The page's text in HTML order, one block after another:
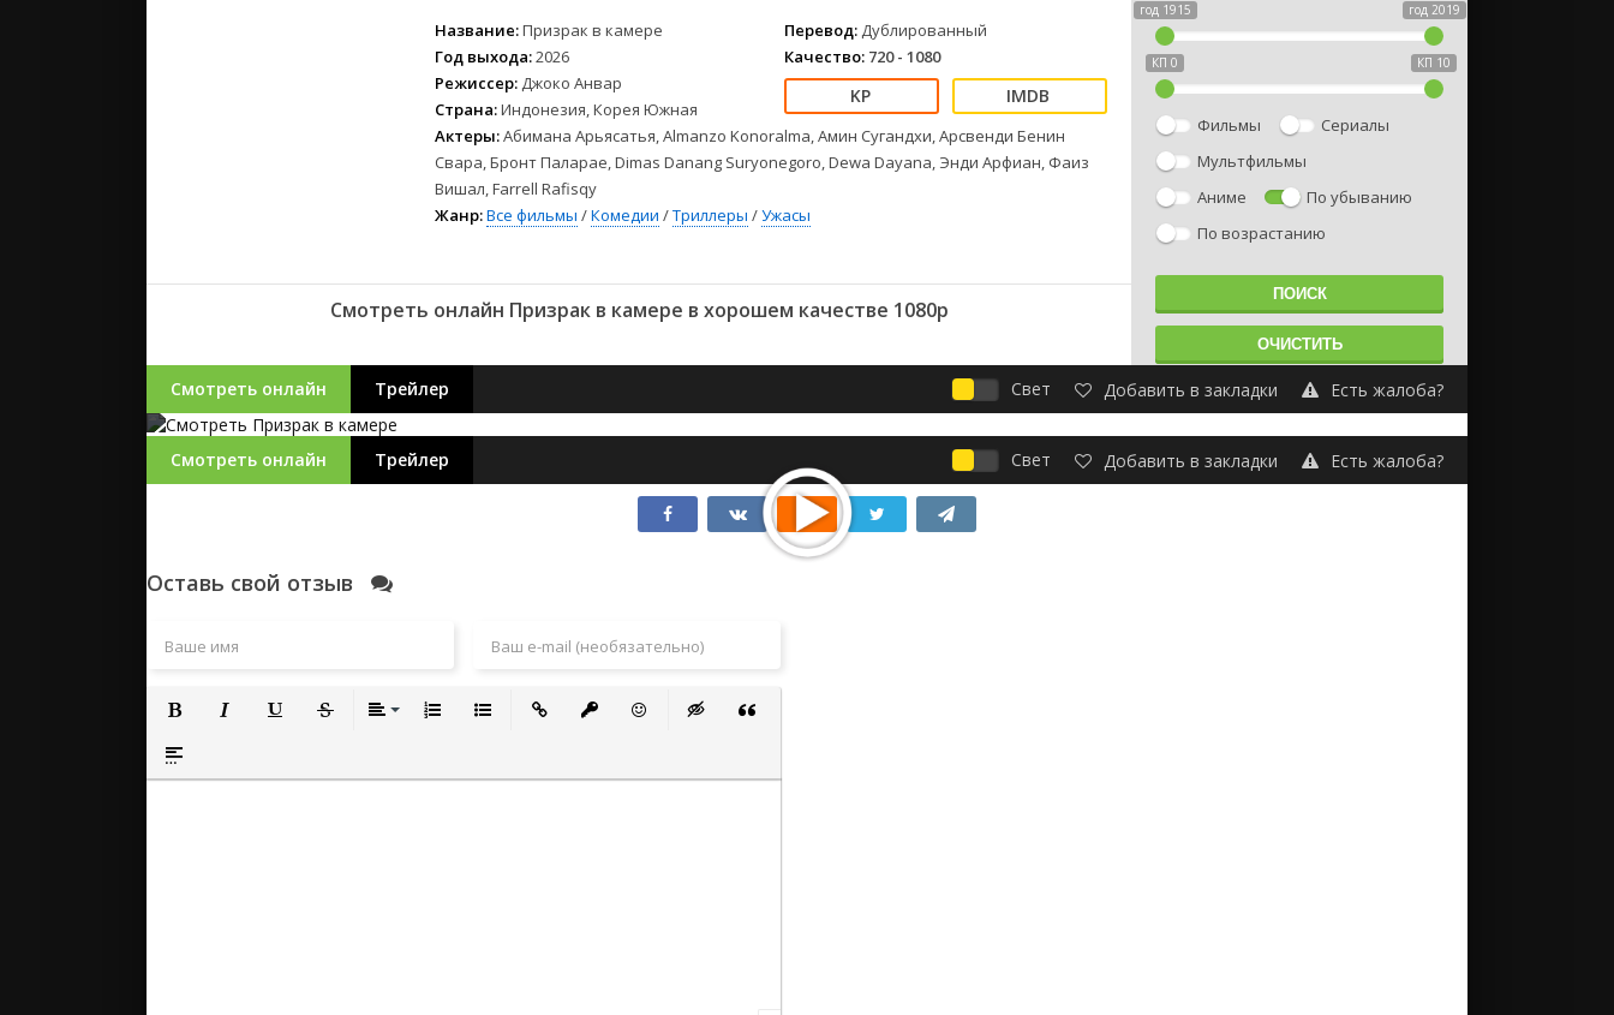
Русские
СССР
Зарубежные
Ужасы
Зарубежные
Фильмы из соцетей
Название:Призрак в камере
Год выхода:2026
Режиссер: Джоко Анвар
Страна:Индонезия, Корея Южная
Перевод: Дублированный
Качество: 720 - 1080
Актеры:Абимана Арьясатья, Almanzo Konoralma, Амин Сугандхи, Арсвенди Бенин
Свара, Бронт Паларае, Dimas Danang Suryonegoro, Dewa Dayana, Энди Арфиан, Фаиз
Вишал, Farrell Rafisqy
Жанр:Все фильмы /Комедии /Триллеры /Ужасы
Смотреть онлайн Призрак в камере в хорошем качестве 1080p
год 1915 год 2019
КП 0 КП 10
Фильмы
Сериалы
Мультфильмы
Аниме
По убыванию
По возрастанию
Смотреть онлайн Трейлер Свет Добавить в закладки Есть жалоба?
Смотреть онлайн Трейлер Свет Добавить в закладки Есть жалоба?
Оставь свой отзыв
Полужирный
Вставка спойлера